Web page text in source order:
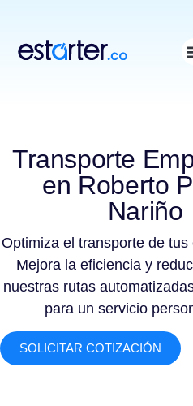
Transporte
en Roberto
Nariño
Optimiza el transporte de tus
Mejora la eficiencia y
nuestras rutas
para un servicio
SOLICITAR COTIZACIÓN